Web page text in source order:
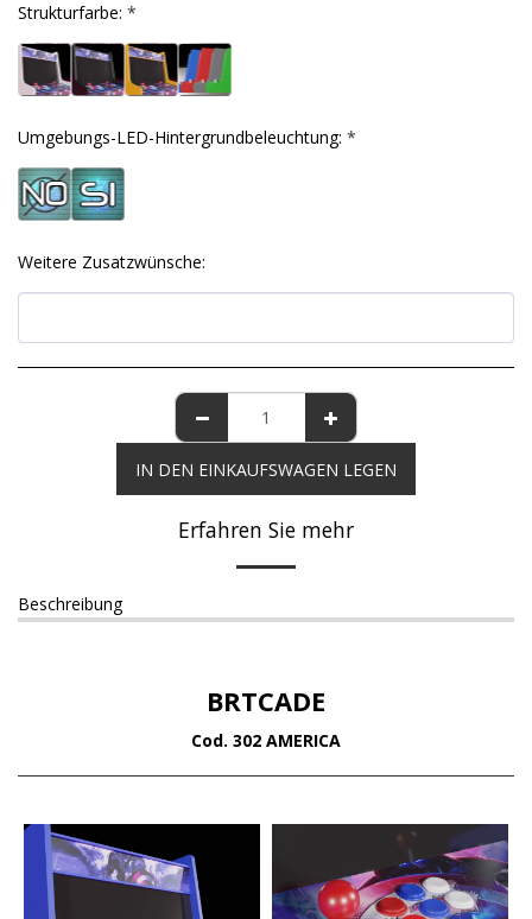
Strukturfarbe: *
Umgebungs-LED-Hintergrundbeleuchtung: *
Weitere Zusatzwünsche:
IN DEN EINKAUFSWAGEN LEGEN
Erfahren Sie mehr
Beschreibung
BRTCADE
Cod. 302 AMERICA